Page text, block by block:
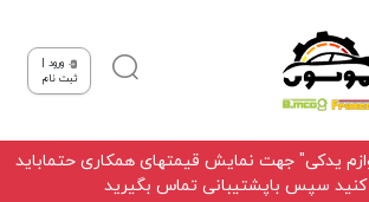
ورود |
ثبت نام
یدکی" جهت نمایش قیمتهای همکاری حتماباید
کنید سپس باپشتیبانی تماس بگیرید